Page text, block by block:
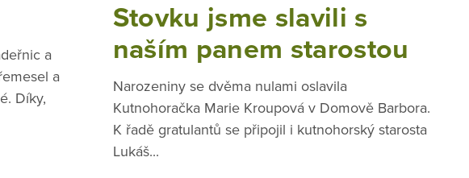
a
a
Díky,
Stovku jsme slavili s
naším panem starostou
Narozeniny se dvěma nulami oslavila
Kutnohoračka Marie Kroupová v Domově Barbora.
K řadě gratulantů se připojil i kutnohorský starosta
Lukáš...